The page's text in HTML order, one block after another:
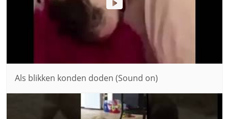
Als blikken konden doden (Sound on)